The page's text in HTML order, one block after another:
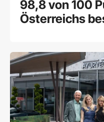
98,8 von 100
Österreichs